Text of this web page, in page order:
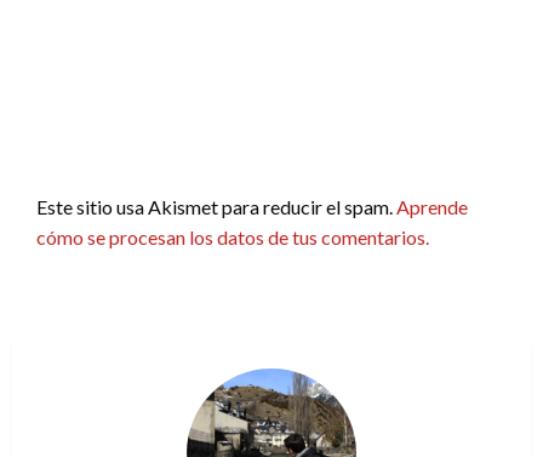
Este sitio usa Akismet para reducir el spam. Aprende
cómo se procesan los datos de tus comentarios.